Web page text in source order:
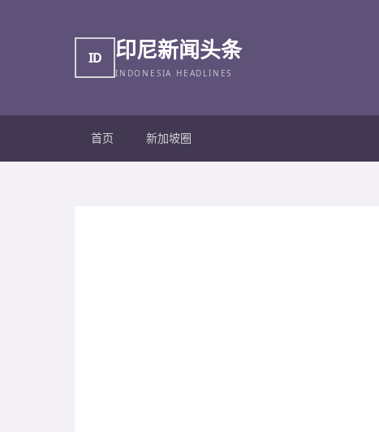
ID 印尼新闻头条
INDONESIA HEADLINES
首页 新加坡圈